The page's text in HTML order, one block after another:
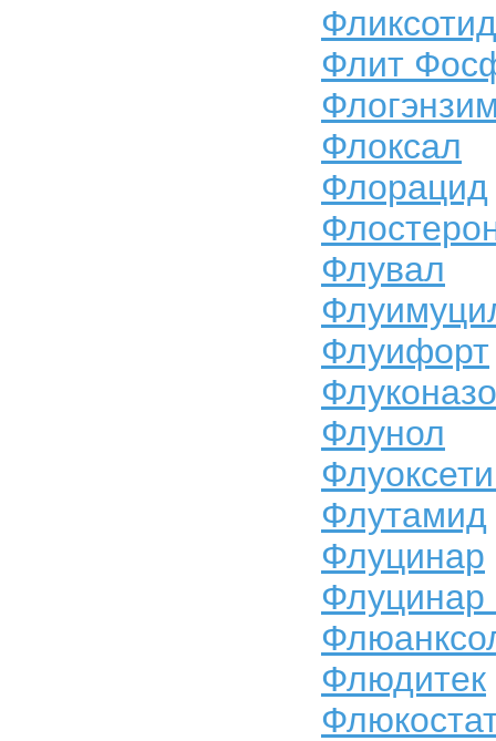
Фликсотид
Флит
Флоксал
Флорацид
Флувал
Флуифорт
Флунол
Флутамид
Флуцинар
Флюдитек